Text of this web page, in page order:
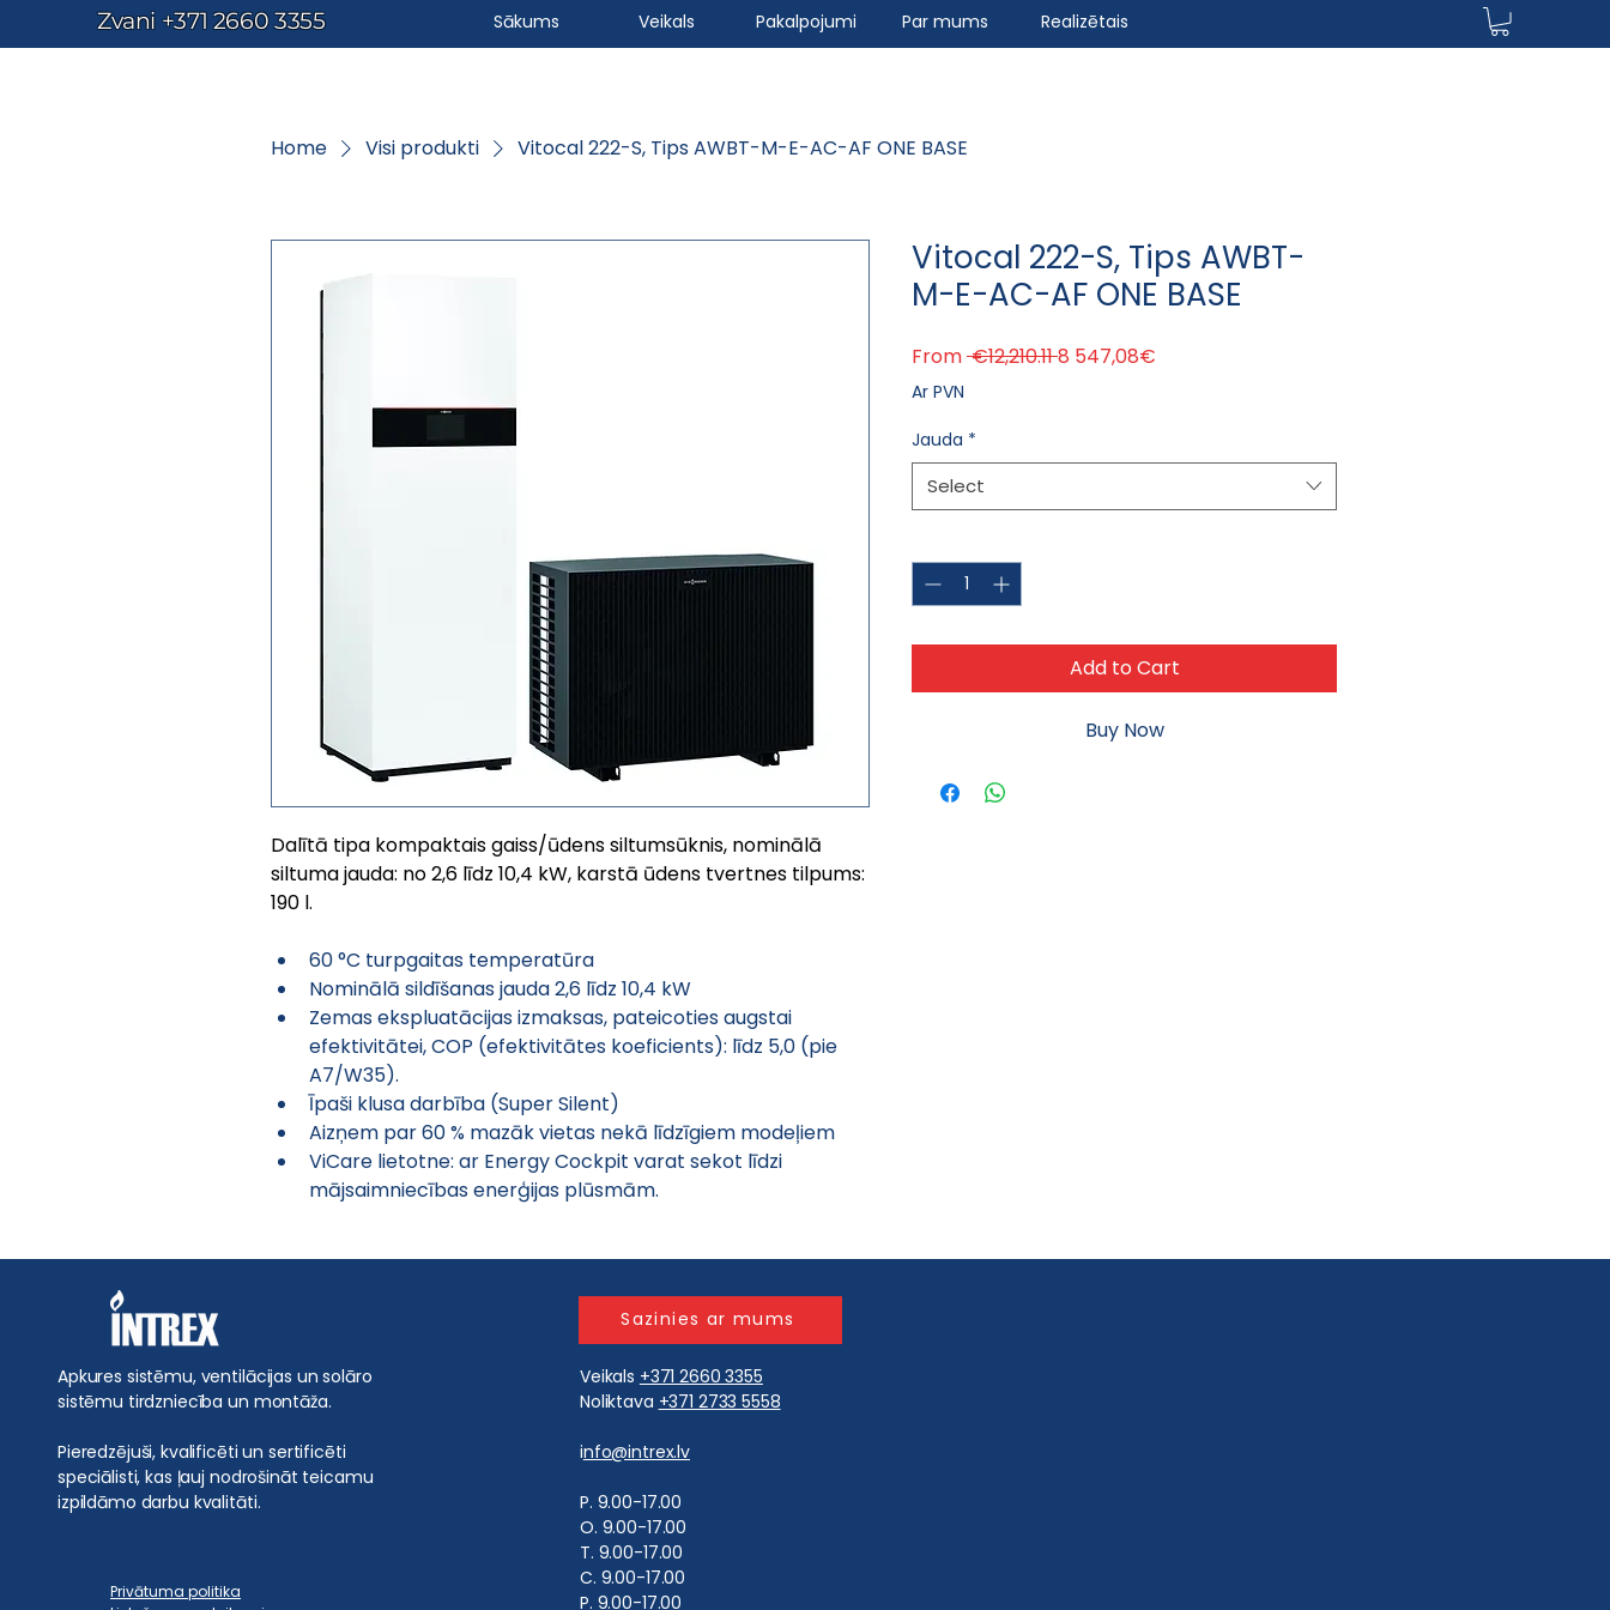
Zvani +371 2660 3355 Sākums Veikals Pakalpojumi Par mums Realizētais
Home Visi produkti Vitocal 222-S, Tips AWBT-M-E-AC-AF ONE BASE
Dalītā tipa kompaktais gaiss/ūdens siltumsūknis, nominālā
siltuma jauda: no 2,6 līdz 10,4 kW, karstā ūdens tvertnes tilpums:
190 l.
60 °C turpgaitas temperatūra
Nominālā sildīšanas jauda 2,6 līdz 10,4 kW
Zemas ekspluatācijas izmaksas, pateicoties augstai
efektivitātei, COP (efektivitātes koeficients): līdz 5,0 (pie
A7/W35).
Īpaši klusa darbība (Super Silent)
Aizņem par 60 % mazāk vietas nekā līdzīgiem modeļiem
ViCare lietotne: ar Energy Cockpit varat sekot līdzi
mājsaimniecības enerģijas plūsmām.
Vitocal 222-S, Tips AWBT-
M-E-AC-AF ONE BASE
From €12,210.11 Regular Price
8 547,08€
Ar PVN
Jauda *
Select
Add to Cart
Buy Now
Apkures sistēmu, ventilācijas un solāro
sistēmu tirdzniecība un montāža.
Pieredzējuši, kvalificēti un sertificēti
speciālisti, kas ļauj nodrošināt teicamu
izpildāmo darbu kvalitāti.
Privātuma politika
Sazinies ar mums
Veikals +371 2660 3355
Noliktava +371 2733 5558
info@intrex.lv
​P. 9.00-17.00
O. 9.00-17.00
T. 9.00-17.00
C. 9.00-17.00
P. 9.00-17.00